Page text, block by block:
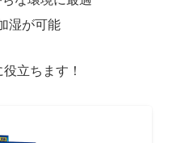
湿が可能
立ちます！